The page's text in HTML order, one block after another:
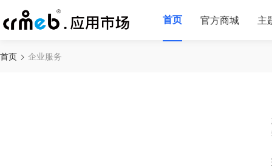
首页 官方商城 主
首页 企业服务